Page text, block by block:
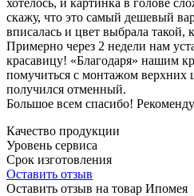
скажу, что это самый дешевый
вписалась и цвет выбрала такой,
Примерно через 2 недели нам
красавицу! «Благодаря» нашим
помучиться с монтажом верхних
получился отменный.
Большое всем спасибо!
Качество продукции
Уровень сервиса
Срок изготовления
Оставить отзыв
Оставить отзыв на товар Ипомея